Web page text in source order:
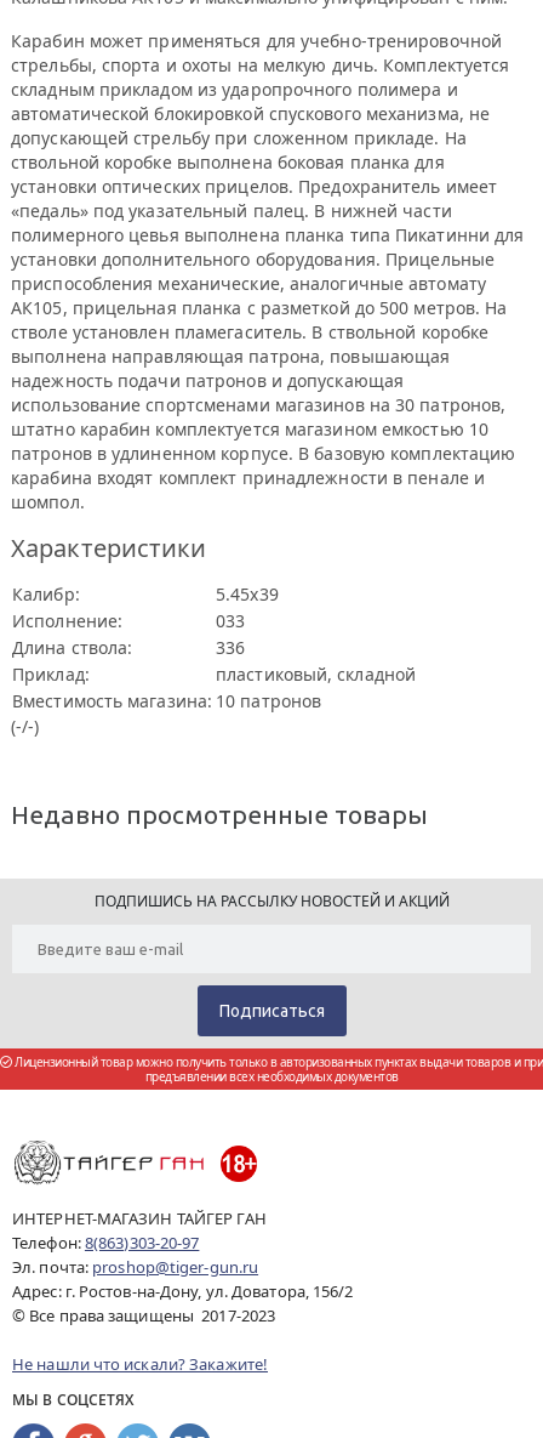
Карабин может применяться для учебно-тренировочной
стрельбы, спорта и охоты на мелкую дичь. Комплектуется
складным прикладом из ударопрочного полимера и
автоматической блокировкой спускового механизма, не
допускающей стрельбу при сложенном прикладе. На
ствольной коробке выполнена боковая планка для
установки оптических прицелов. Предохранитель имеет
«педаль» под указательный палец. В нижней части
полимерного цевья выполнена планка типа Пикатинни для
установки дополнительного оборудования. Прицельные
приспособления механические, аналогичные автомату
АК105, прицельная планка с разметкой до 500 метров. На
стволе установлен пламегаситель. В ствольной коробке
выполнена направляющая патрона, повышающая
надежность подачи патронов и допускающая
использование спортсменами магазинов на 30 патронов,
штатно карабин комплектуется магазином емкостью 10
патронов в удлиненном корпусе. В базовую комплектацию
карабина входят комплект принадлежности в пенале и
шомпол.
Характеристики
Калибр:
5.45х39
Исполнение:
033
Длина ствола:
336
Приклад:
пластиковый, складной
Вместимость магазина: 10 патронов
(-/-)
Недавно просмотренные товары
ПОДПИШИСЬ НА РАССЫЛКУ НОВОСТЕЙ И АКЦИЙ
Лицензионный товар можно получить только в авторизованных пунктах выдачи товаров и при
предъявлении всех необходимых документов
ИНТЕРНЕТ-МАГАЗИН ТАЙГЕР ГАН
Телефон:8(863)303-20-97
Эл. почта: proshop@tiger-gun.ru
Адрес: г. Ростов-на-Дону, ул. Доватора, 156/2
© Все права защищены 2017-2023
Не нашли что искали? Закажите!
МЫ В СОЦСЕТЯХ